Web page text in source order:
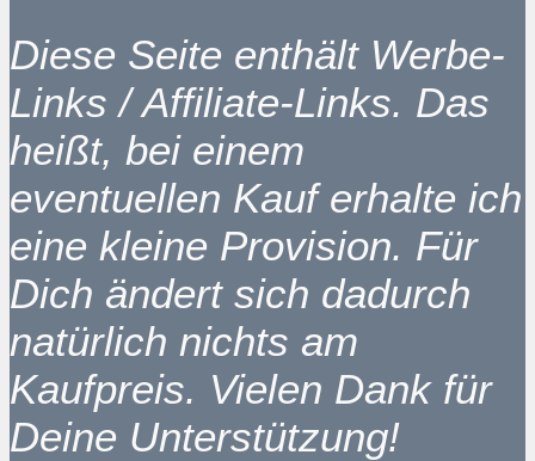
Diese Seite enthält Werbe-
Links / Affiliate-Links. Das
heißt, bei einem
eventuellen Kauf erhalte ich
eine kleine Provision. Für
Dich ändert sich dadurch
natürlich nichts am
Kaufpreis. Vielen Dank für
Deine Unterstützung!